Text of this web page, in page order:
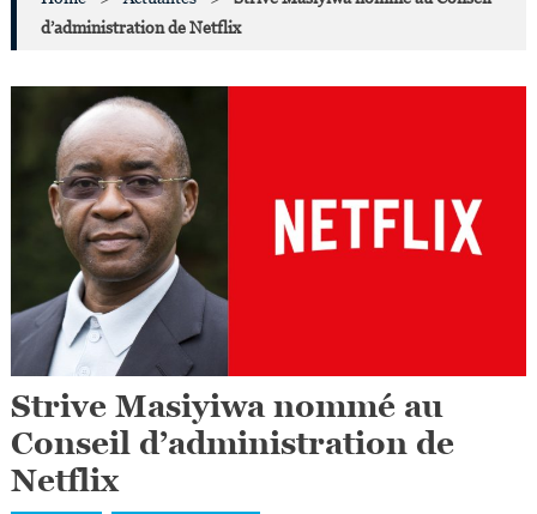
d’administration de Netflix
Strive Masiyiwa nommé au
Conseil d’administration de
Netflix